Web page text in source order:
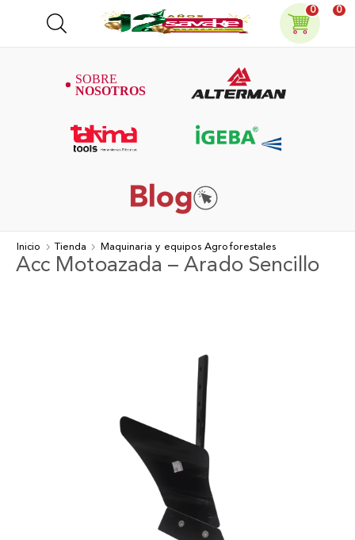
0 0
Inicio Tienda Maquinaria y equipos Agroforestales
Acc Motoazada – Arado Sencillo